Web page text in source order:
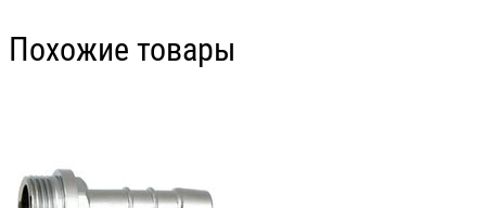
Похожие товары